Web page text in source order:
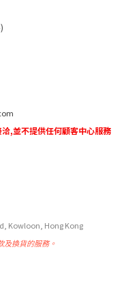
,並不提供任何顧客中心服務
Kowloon, Hong Kong
及換貨的服務。